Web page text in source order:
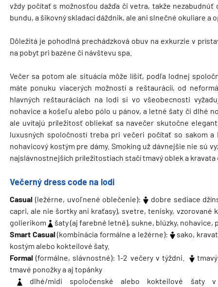
vždy počítať s možnosťou dažďa či vetra, takže
bundu, a šikovný skladací dáždnik, ale ani slnečné okuliare a
Dôležitá je pohodlná prechádzková obuv na exkurzie v
na pobyt pri bazéne či návštevu spa.
Večer sa potom ale situácia môže líšiť, podľa lodnej
máte ponuku viacerých možností a reštaurácií, od
hlavných reštauráciách na lodi si vo všeobecnosti
nohavice a košeľu alebo pólo u pánov, a letné šaty či dlhé
ale uvítajú príležitosť obliekať sa navečer skutočne
luxusných spoločností treba pri večeri počítať so sakom
nohavicový kostým pre dámy. Smoking už dávnejšie nie sú
najslávnostnejších príležitostiach stačí tmavý oblek a kravata
Večerný dress code na lodi
Casual (ležérne, uvoľnené oblečenie):
dobre sediace
capri, ale nie šortky ani kraťasy), svetre, tenisky,
golierikom
šaty (aj farebné letné), sukne, blúzky, nohavice,
Smart Casual(kombinácia formálne a ležérne):
sako,
kostým alebo kokteilové šaty.
Formal (formálne, slávnostné): 1-2 večery v týždni.
tmavé ponožky a aj topánky
dlhé/midi spoločenské alebo kokteilové šaty